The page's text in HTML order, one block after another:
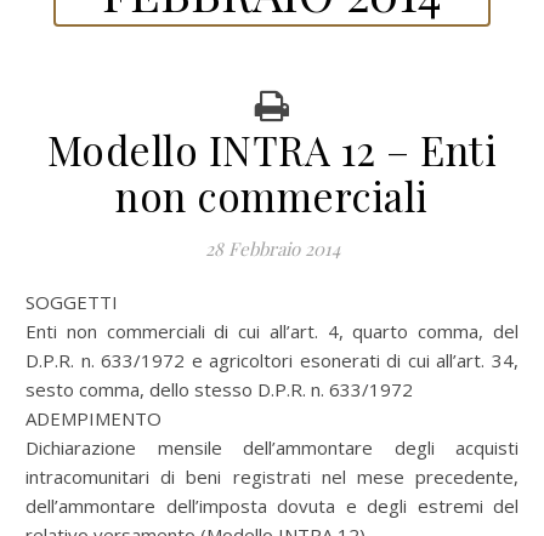
Modello INTRA 12 – Enti
non commerciali
28 Febbraio 2014
SOGGETTI
Enti non commerciali di cui all’art. 4, quarto comma, del
D.P.R. n. 633/1972 e agricoltori esonerati di cui all’art. 34,
sesto comma, dello stesso D.P.R. n. 633/1972
ADEMPIMENTO
Dichiarazione mensile dell’ammontare degli acquisti
intracomunitari di beni registrati nel mese precedente,
dell’ammontare dell’imposta dovuta e degli estremi del